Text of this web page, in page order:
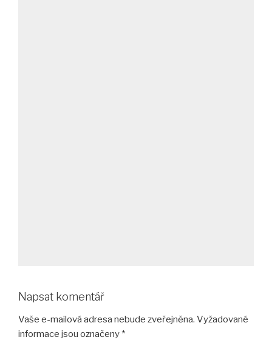
Napsat komentář
Vaše e-mailová adresa nebude zveřejněna. Vyžadované
informace jsou označeny *